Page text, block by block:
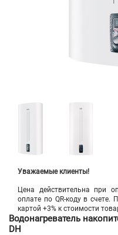
Уважаемые клиенты!
Цена действительна при
оплате по QR-коду в счете.
картой +3% к стоимости
Водонагреватель
DH